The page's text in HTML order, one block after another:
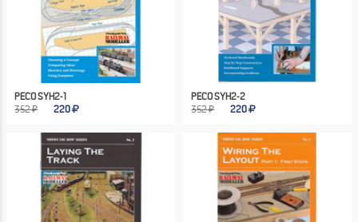
PECO SYH2-1
352 ₽
220
PECO SYH2-2
352 ₽
220